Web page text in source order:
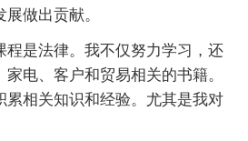
做出贡献。
程是法律。我不仅努力学习，还
电、客户和贸易相关的书籍。
累相关知识和经验。尤其是我对